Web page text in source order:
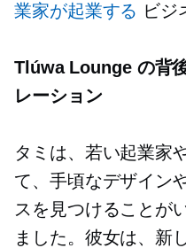
業家が起業する ビジ
Tlúwa Lounge の背
レーション
タミは、若い起業家
て、手頃なデザイン
スを見つけることが
ました。彼女は、新